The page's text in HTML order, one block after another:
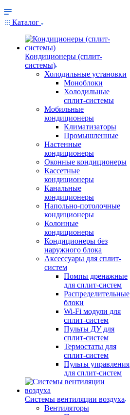
Каталог
Кондиционеры (сплит-
системы)
Холодильные установки
Моноблоки
Холодильные
сплит-системы
Мобильные
кондиционеры
Климатизаторы
Промышленные
Настенные
кондиционеры
Оконные кондиционеры
Кассетные
кондиционеры
Канальные
кондиционеры
Напольно-потолочные
кондиционеры
Колонные
кондиционеры
Кондиционеры без
наружного блока
Аксессуары для сплит-
систем
Помпы дренажные
для сплит-систем
Распределительные
блоки
Wi-Fi модули для
сплит-систем
Пульты ДУ для
сплит-систем
Термостаты для
сплит-систем
Пульты управления
для сплит-систем
Системы вентиляции воздуха
Вентиляторы